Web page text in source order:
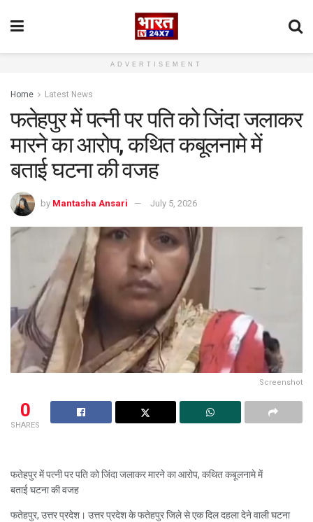
ADVERTISEMENT
Home Latest News
फतेहपुर में पत्नी पर पति को जिंदा जलाकर
मारने का आरोप, कथित कबूलनामे में
बताई घटना की वजह
by Mantasha Ansari July 5, 2026
Screenshot
0
SHARES
फतेहपुर में पत्नी पर पति को जिंदा जलाकर मारने का आरोप, कथित कबूलनामे में
बताई घटना की वजह
फतेहपुर, उत्तर प्रदेश। उत्तर प्रदेश के फतेहपुर जिले से एक दिल दहला देने वाली घटना